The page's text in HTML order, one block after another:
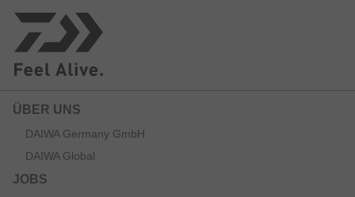
ÜBER UNS
DAIWA Germany GmbH
DAIWA Global
JOBS